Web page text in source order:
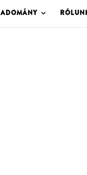
ADOMÁNY